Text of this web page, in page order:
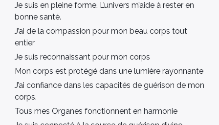
Je suis en pleine forme. L’univers m’aide à rester en
bonne santé.
J’ai de la compassion pour mon beau corps tout
entier
Je suis reconnaissant pour mon corps
Mon corps est protégé dans une lumière rayonnante
J’ai confiance dans les capacités de guérison de mon
corps.
Tous mes Organes fonctionnent en harmonie